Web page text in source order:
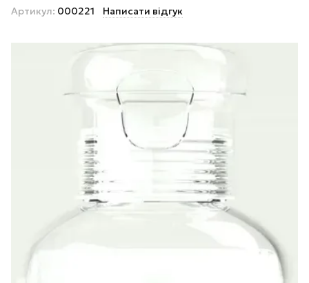
Артикул: 000221 Написати відгук